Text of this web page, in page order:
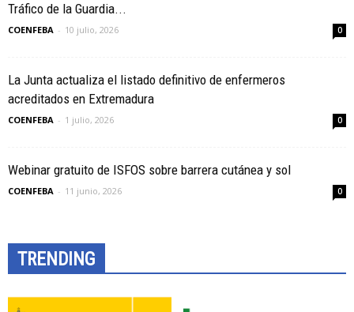
Tráfico de la Guardia...
COENFEBA - 10 julio, 2026 0
La Junta actualiza el listado definitivo de enfermeros
acreditados en Extremadura
COENFEBA - 1 julio, 2026 0
Webinar gratuito de ISFOS sobre barrera cutánea y sol
COENFEBA - 11 junio, 2026 0
TRENDING